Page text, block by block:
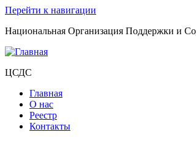
Перейти к навигации
Национальная Организация Поддержки и
ЦСДС
Главная
О нас
Реестр
Контакты